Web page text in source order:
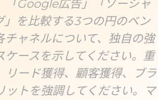
「Google広告」「ソーシャ
を比較する3つの円のベン
ャネルについて、独自の強
ースを示してください。重
リード獲得、顧客獲得、ブラ
ットを強調してください。マ